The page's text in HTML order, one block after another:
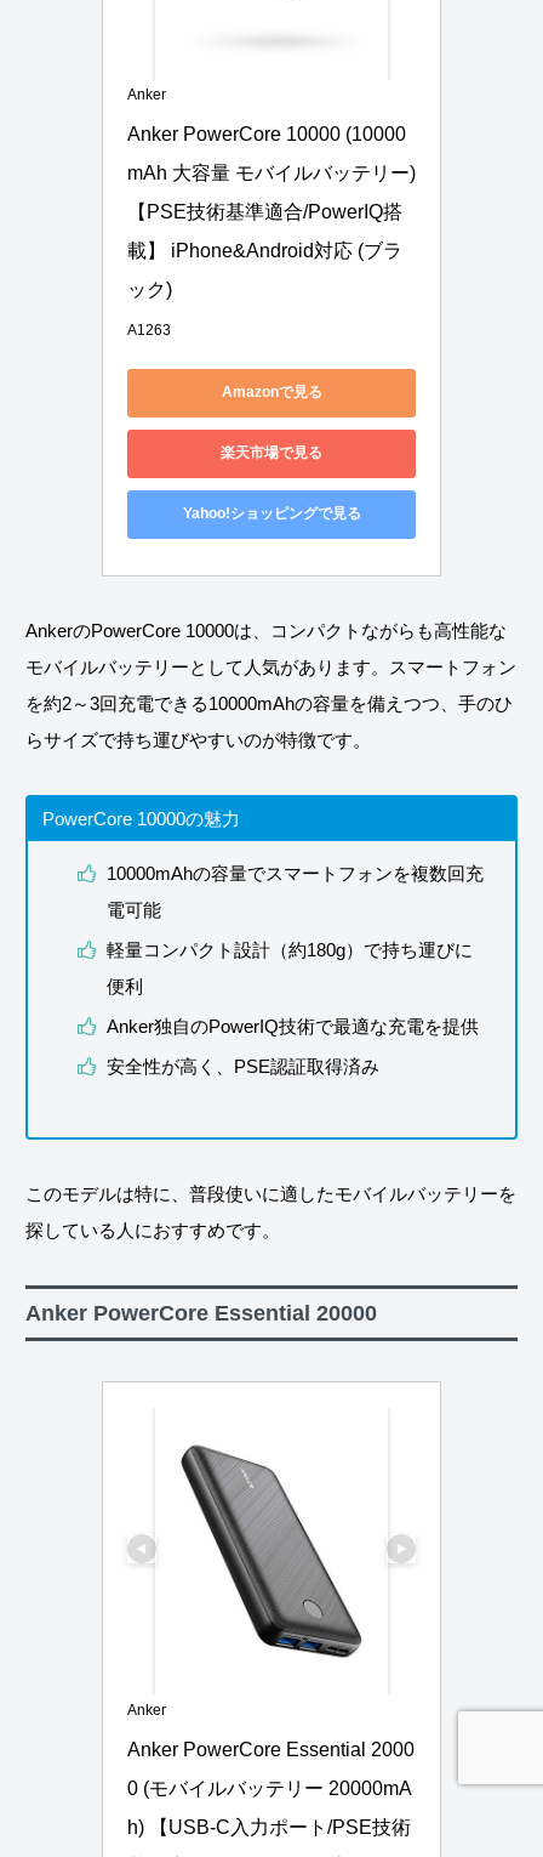
Anker
Anker PowerCore 10000 (10000
mAh 大容量 モバイルバッテリー)
【PSE技術基準適合/PowerIQ搭
載】 iPhone&Android対応 (ブラ
ック)
A1263
Amazonで見る
楽天市場で見る
Yahoo!ショッピングで見る
AnkerのPowerCore 10000は、コンパクトながらも高性能な
モバイルバッテリーとして人気があります。スマートフォン
を約2～3回充電できる10000mAhの容量を備えつつ、手のひ
らサイズで持ち運びやすいのが特徴です。
PowerCore 10000の魅力
10000mAhの容量でスマートフォンを複数回充
電可能
軽量コンパクト設計（約180g）で持ち運びに
便利
Anker独自のPowerIQ技術で最適な充電を提供
安全性が高く、PSE認証取得済み
このモデルは特に、普段使いに適したモバイルバッテリーを
探している人におすすめです。
Anker PowerCore Essential 20000
Anker
Anker PowerCore Essential 2000
0 (モバイルバッテリー 20000mA
h) 【USB-C入力ポート/PSE技術